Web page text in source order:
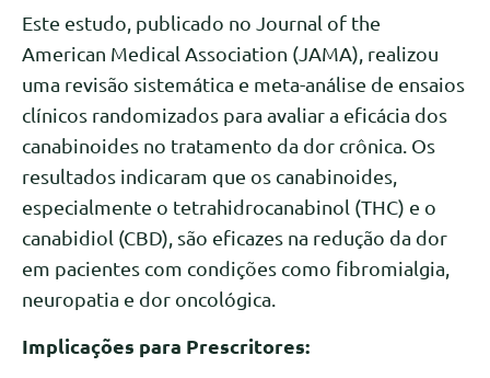
Este estudo, publicado no Journal of the
American Medical Association (JAMA), realizou
uma revisão sistemática e meta-análise de ensaios
clínicos randomizados para avaliar a eficácia dos
canabinoides no tratamento da dor crônica. Os
resultados indicaram que os canabinoides,
especialmente o tetrahidrocanabinol (THC) e o
canabidiol (CBD), são eficazes na redução da dor
em pacientes com condições como fibromialgia,
neuropatia e dor oncológica.
Implicações para Prescritores: